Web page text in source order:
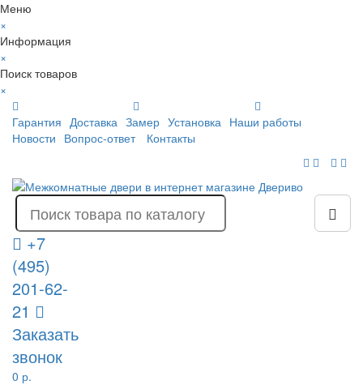
Меню
×
Информация
×
Поиск товаров
×
Гарантия Доставка Замер Установка Наши работы
Новости Вопрос-ответ Контакты
+7
(495)
201-62-
21
Заказать
звонок
0 р.